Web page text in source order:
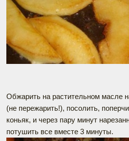
Обжарить на растительном масле
(не пережарить!), посолить,
коньяк, и через пару минут
потушить все вместе 3 минуты.